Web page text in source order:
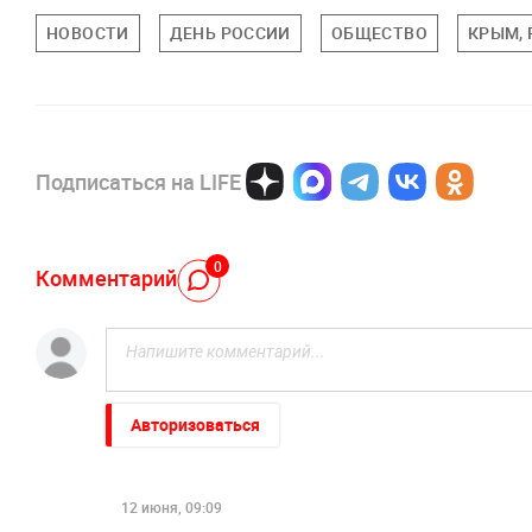
НОВОСТИ ДЕНЬ РОССИИ ОБЩЕСТВО КРЫМ,
Подписаться на LIFE
Комментарий 0
Авторизоваться
12 июня, 09:09